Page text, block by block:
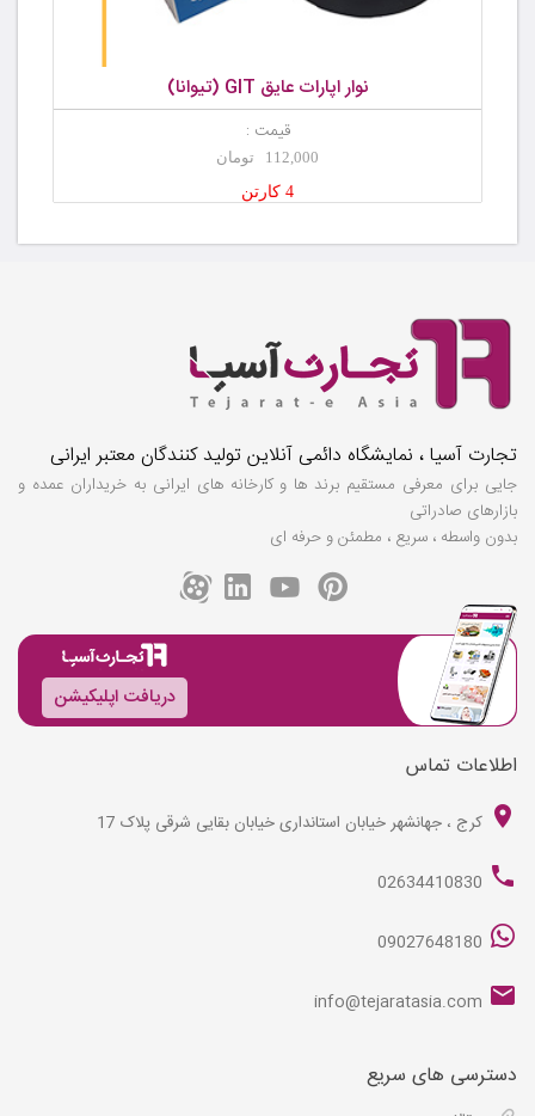
نوار اپارات عایق GIT (تیوانا)
قیمت :
112,000 تومان
4 کارتن
تجارت آسیا ، نمایشگاه دائمی آنلاین تولید کنندگان معتبر ایرانی
جایی برای معرفی مستقیم برند ها و کارخانه های ایرانی به خریداران عمده و
بازارهای صادراتی
بدون واسطه ، سریع ، مطمئن و حرفه ای
دریافت اپلیکیشن
اطلاعات تماس
کرج ، جهانشهر خیابان استانداری خیابان بقایی شرقی پلاک 17
02634410830
09027648180
info@tejaratasia.com
دسترسی های سریع